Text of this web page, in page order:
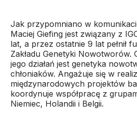
Jak przypomniano w
Maciej Giefing jest związany z
lat, a przez ostatnie 9 lat pełnił
Zakładu Genetyki Nowotworów.
jego działań jest genetyka
chłoniaków. Angażuje się w
międzynarodowych projektów
koordynuje współpracę z
Niemiec, Holandii i Belgii.